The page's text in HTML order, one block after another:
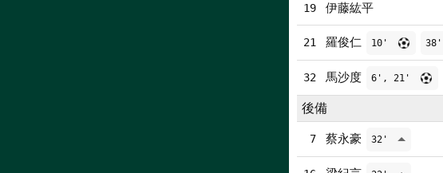
19 伊藤紘平
21 羅俊仁 10' 38'
32 馬沙度 6', 21'
後備
7 蔡永豪 32'